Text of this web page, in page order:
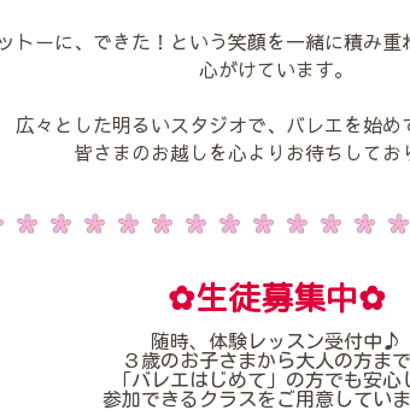
トーに、できた！という笑顔を一緒に積み
心がけています。
広々とした明るいスタジオで、バレエを始め
皆さまのお越しを心よりお待ちしてお
✿生徒募集中✿
随時、体験レッスン受付中♪
３歳のお子さまから大人の方まで
「バレエはじめて」の方でも安心
参加できるクラスをご用意してい